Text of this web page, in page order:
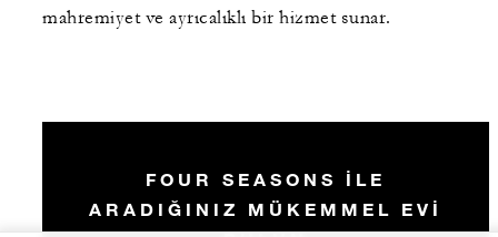
mahremiyet ve ayrıcalıklı bir hizmet sunar.
FOUR SEASONS ILE
ARADIĞINIZ MÜKEMMEL EVI